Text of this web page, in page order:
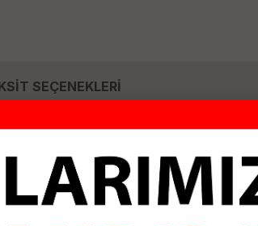
SEÇENEKLERİ
SD kartların çalışmasını sağlar. Micro
480mbps hızında ve kolay bir şekilde